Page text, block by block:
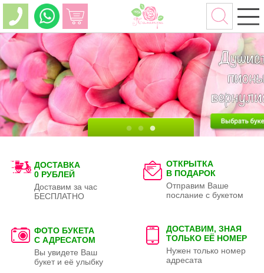
ДОСТАВКА
0 РУБЛЕЙ
Доставим за час
БЕСПЛАТНО
ОТКРЫТКА
В ПОДАРОК
Отправим Ваше
послание с букетом
ФОТО БУКЕТА
С АДРЕСАТОМ
Вы увидете Ваш
букет и её улыбку
ДОСТАВИМ, ЗНАЯ
ТОЛЬКО ЕЁ НОМЕР
Нужен только номер
адресата